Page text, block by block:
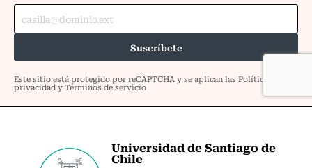
Universidad de Santiago de
Chile